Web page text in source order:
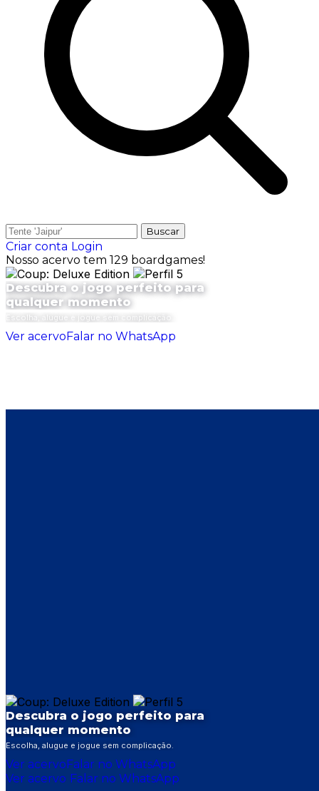
Buscar
Criar conta Login
Nosso acervo tem 129 boardgames!
Descubra o jogo perfeito para
qualquer momento
Escolha, alugue e jogue sem complicação.
Ver acervoFalar no WhatsApp
Descubra o jogo perfeito para
qualquer momento
Escolha, alugue e jogue sem complicação.
Ver acervoFalar no WhatsApp
Ver acervo Falar no WhatsApp